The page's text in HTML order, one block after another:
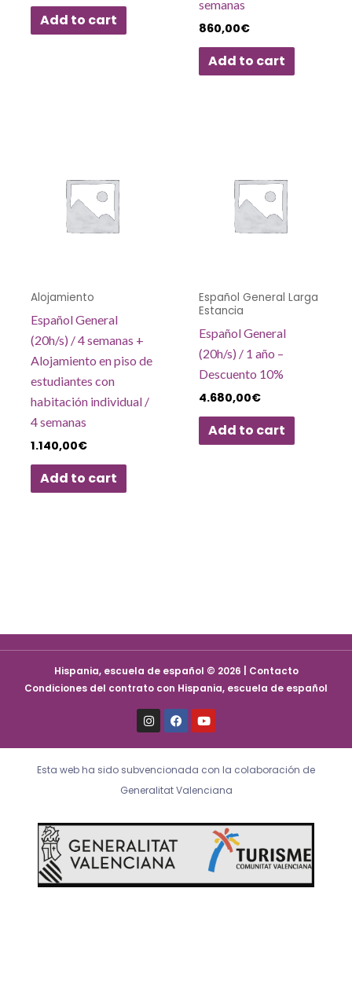
Add to cart
semanas
860,00€
Add to cart
Alojamiento
Español General
(20h/s) / 4 semanas +
Alojamiento en piso de
estudiantes con
habitación individual /
4 semanas
1.140,00€
Add to cart
Español General Larga
Estancia
Español General
(20h/s) / 1 año –
Descuento 10%
4.680,00€
Add to cart
Hispania, escuela de español © 2026 | Contacto
Condiciones del contrato con Hispania, escuela de español
I
n
s
t
g
r
a
F
a
c
e
o
o
k
Y
o
u
t
b
e
Esta web ha sido subvencionada con la colaboración de
Generalitat Valenciana